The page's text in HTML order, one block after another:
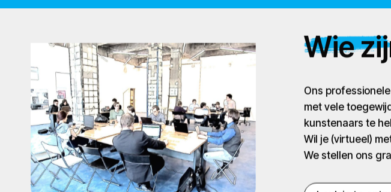
Wie
Ons
met vele
kunstenaars te
Wil je (virtueel)
We stellen ons